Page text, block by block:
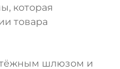
которая
товара
шлюзом и